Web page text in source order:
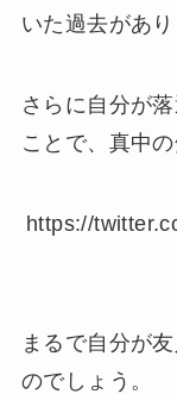
いた過去があり
さらに自分が
ことで、真中
https://
まるで自分が
のでしょう。